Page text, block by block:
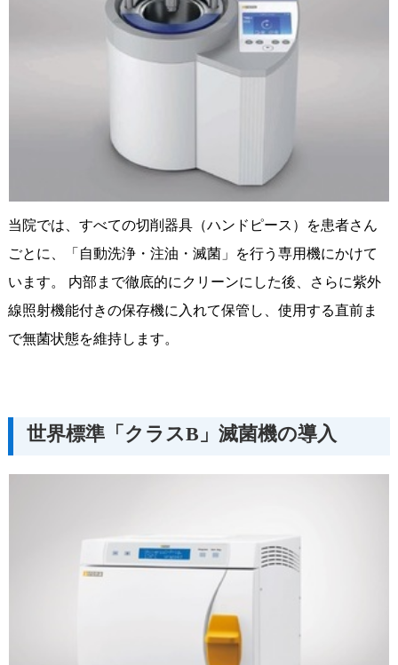
当院では、すべての切削器具（ハンドピース）を患者さん
ごとに、「自動洗浄・注油・滅菌」を行う専用機にかけて
います。 内部まで徹底的にクリーンにした後、さらに紫外
線照射機能付きの保存機に入れて保管し、使用する直前ま
で無菌状態を維持します。
世界標準「クラスB」滅菌機の導入